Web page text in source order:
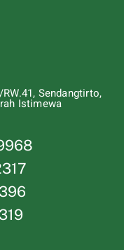
Sendangtirto,
Istimewa